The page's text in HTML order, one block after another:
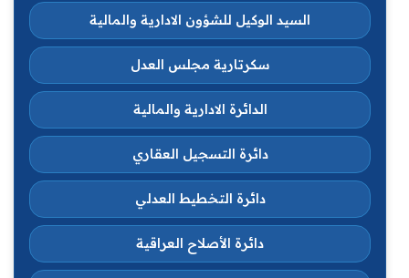
السيد الوكيل للشؤون الادارية والمالية
سكرتارية مجلس العدل
الدائرة الادارية والمالية
دائرة التسجيل العقاري
دائرة التخطيط العدلي
دائرة الأصلاح العراقية